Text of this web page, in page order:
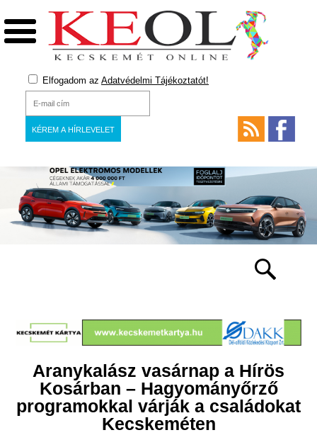
Elfogadom az Adatvédelmi Tájékoztatót!
Aranykalász vasárnap a Hírös
Kosárban – Hagyományőrző
programokkal várják a családokat
Kecskeméten